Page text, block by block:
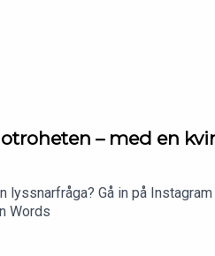
– med en
Gå in på
Words